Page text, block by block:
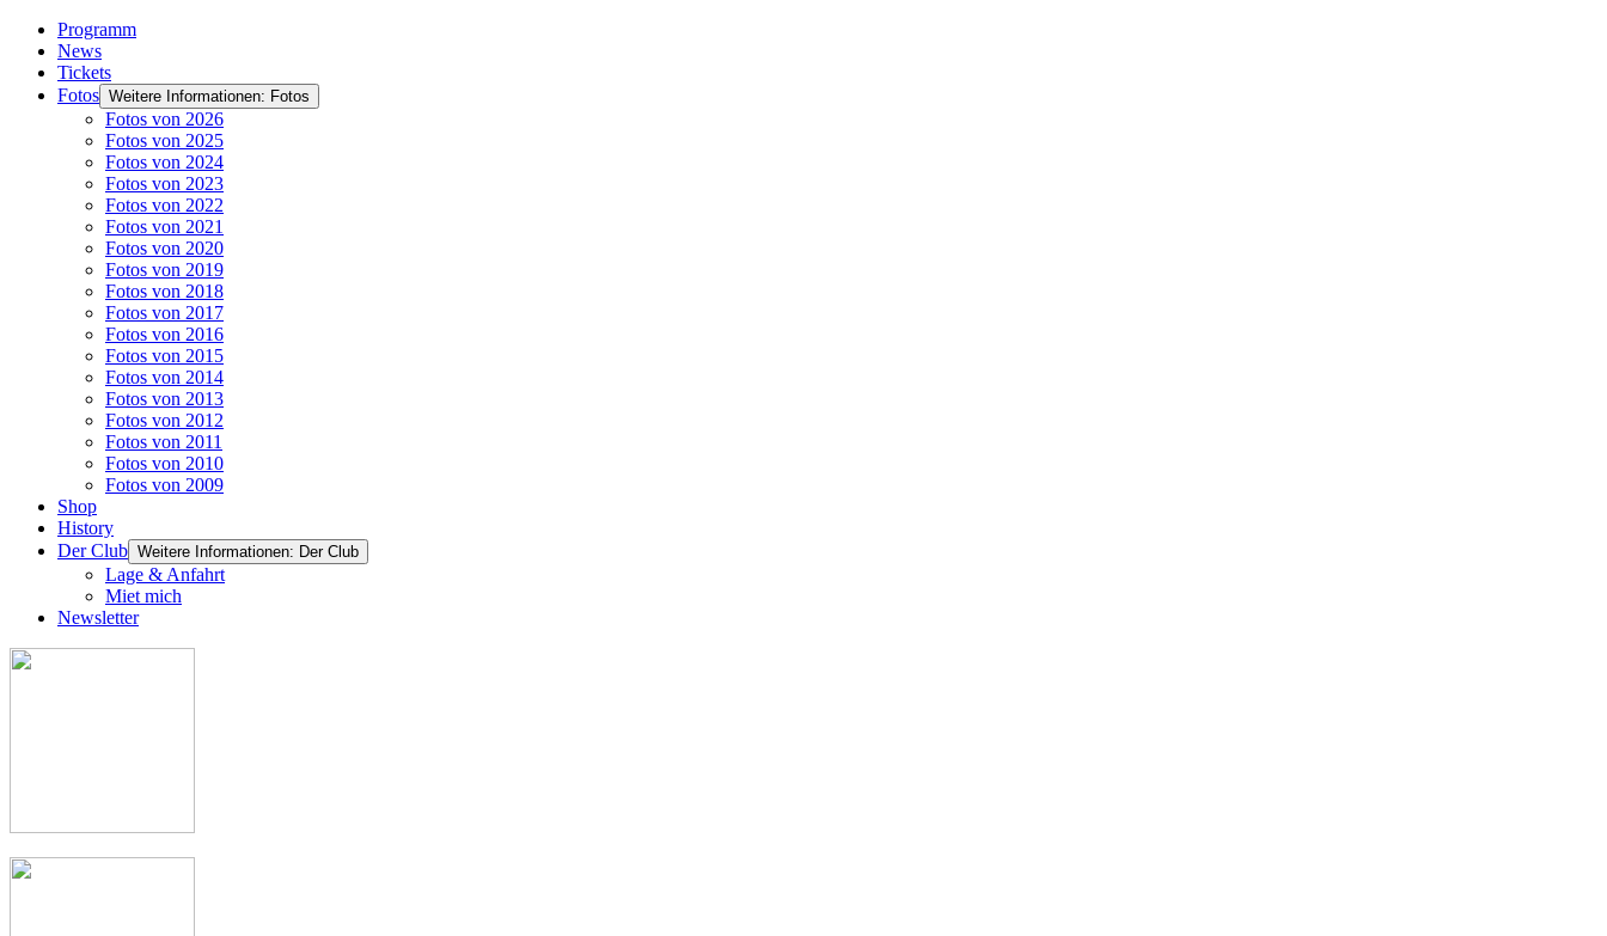
Programm
News
Tickets
Fotos Weitere Informationen: Fotos
Fotos von 2026
Fotos von 2025
Fotos von 2024
Fotos von 2023
Fotos von 2022
Fotos von 2021
Fotos von 2020
Fotos von 2019
Fotos von 2018
Fotos von 2017
Fotos von 2016
Fotos von 2015
Fotos von 2014
Fotos von 2013
Fotos von 2012
Fotos von 2011
Fotos von 2010
Fotos von 2009
Shop
History
Der Club Weitere Informationen: Der Club
Lage & Anfahrt
Miet mich
Newsletter